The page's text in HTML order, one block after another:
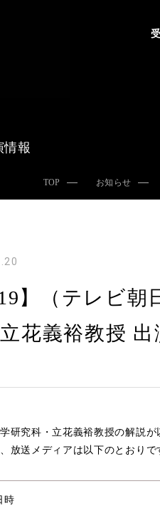
情報
TOP お知らせ
19】（テレビ
花義裕教授 出
研究科・立花義裕教授の解説が
放送メディアは以下のとおりで
時